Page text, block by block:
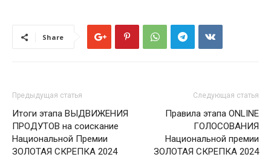
Share
Предыдущая статья
Итоги этапа ВЫДВИЖЕНИЯ
ПРОДУТОВ на соискание
Национальной Премии
ЗОЛОТАЯ СКРЕПКА 2024
Следующая статья
Правила этапа ONLINE
ГОЛОСОВАНИЯ
Национальной премии
ЗОЛОТАЯ СКРЕПКА 2024